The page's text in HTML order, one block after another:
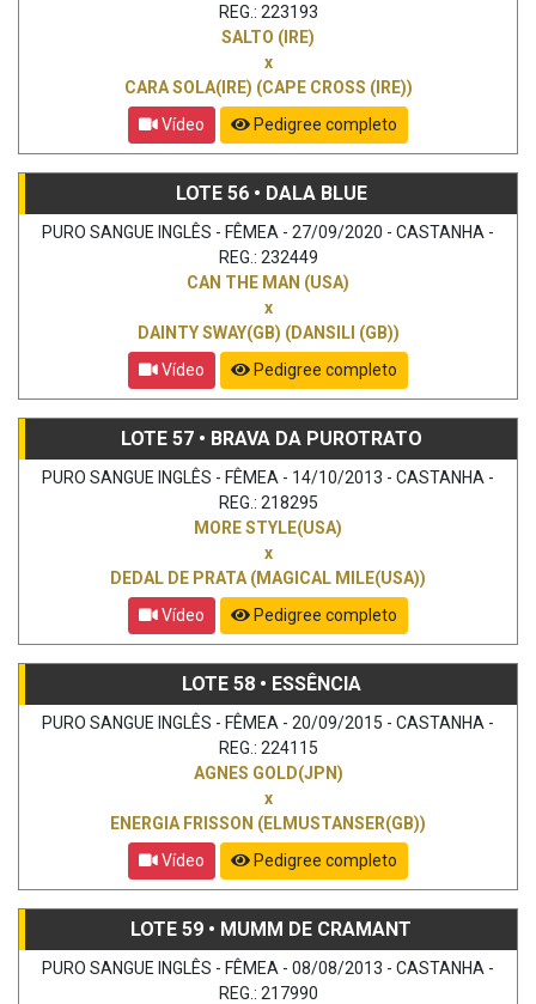
REG.: 223193
SALTO (IRE)
x
CARA SOLA(IRE) (CAPE CROSS (IRE))
Vídeo
Pedigree completo
LOTE 56 • DALA BLUE
PURO SANGUE INGLÊS - FÊMEA - 27/09/2020 - CASTANHA -
REG.: 232449
CAN THE MAN (USA)
x
DAINTY SWAY(GB) (DANSILI (GB))
Vídeo
Pedigree completo
LOTE 57 • BRAVA DA PUROTRATO
PURO SANGUE INGLÊS - FÊMEA - 14/10/2013 - CASTANHA -
REG.: 218295
MORE STYLE(USA)
x
DEDAL DE PRATA (MAGICAL MILE(USA))
Vídeo
Pedigree completo
LOTE 58 • ESSÊNCIA
PURO SANGUE INGLÊS - FÊMEA - 20/09/2015 - CASTANHA -
REG.: 224115
AGNES GOLD(JPN)
x
ENERGIA FRISSON (ELMUSTANSER(GB))
Vídeo
Pedigree completo
LOTE 59 • MUMM DE CRAMANT
PURO SANGUE INGLÊS - FÊMEA - 08/08/2013 - CASTANHA -
REG.: 217990